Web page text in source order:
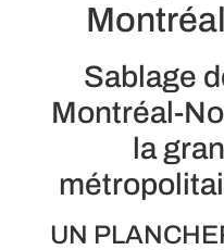
Sablage
Montréal-
la
UN